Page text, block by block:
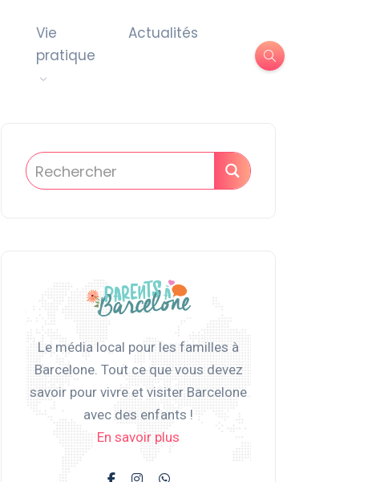
Vie
pratique
Actualités
Le média local pour les familles à
Barcelone. Tout ce que vous devez
savoir pour vivre et visiter Barcelone
avec des enfants !
En savoir plus